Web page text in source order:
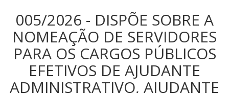
005/2026 - DISPÕE SOBRE A
NOMEAÇÃO DE SERVIDORES
PARA OS CARGOS PÚBLICOS
EFETIVOS DE AJUDANTE
ADMINISTRATIVO, AJUDANTE